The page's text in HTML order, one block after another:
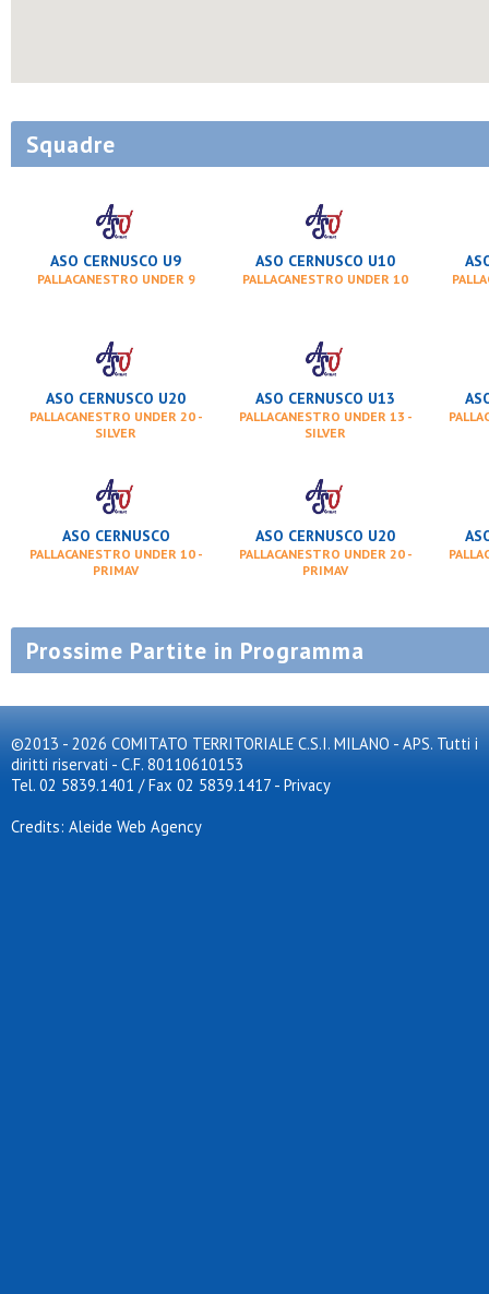
Squadre
ASO CERNUSCO U9
PALLACANESTRO UNDER 9
ASO CERNUSCO U10
PALLACANESTRO UNDER 10
ASO CERNUSCO U20
PALLACANESTRO UNDER 20 -
SILVER
ASO CERNUSCO U13
PALLACANESTRO UNDER 13 -
SILVER
ASO CERNUSCO
PALLACANESTRO UNDER 10 -
PRIMAV
ASO CERNUSCO U20
PALLACANESTRO UNDER 20 -
PRIMAV
Prossime Partite in Programma
©2013 - 2026 COMITATO TERRITORIALE C.S.I. MILANO - APS. Tutti i
diritti riservati - C.F. 80110610153
Tel. 02 5839.1401 / Fax 02 5839.1417 - Privacy
Credits: Aleide Web Agency